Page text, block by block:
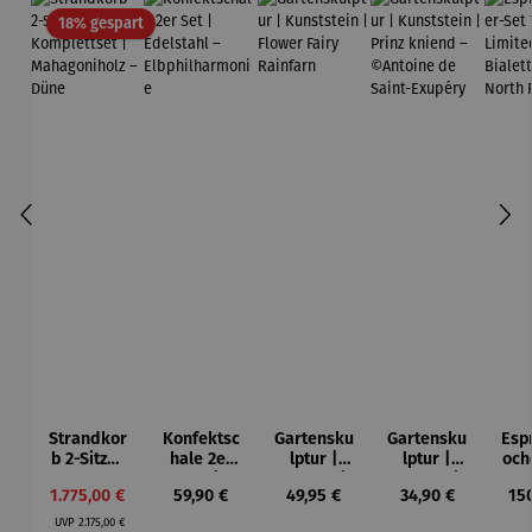
18% gespartRabatt
Strandkor
b 2-Sitzer
et |
Mahagoni
Verkaufspreis:
1.775,00 €
UVPRegulärer Preis:
2.175,00 €
Konfektsc
hale 2er
Edelstahl
Regulärer Preis:
59,90 €
Gartensku
lptur |
| Flower
Regulärer Preis:
49,95 €
Gartensku
lptur |
| Prinz
Regulärer Preis:
34,90 €